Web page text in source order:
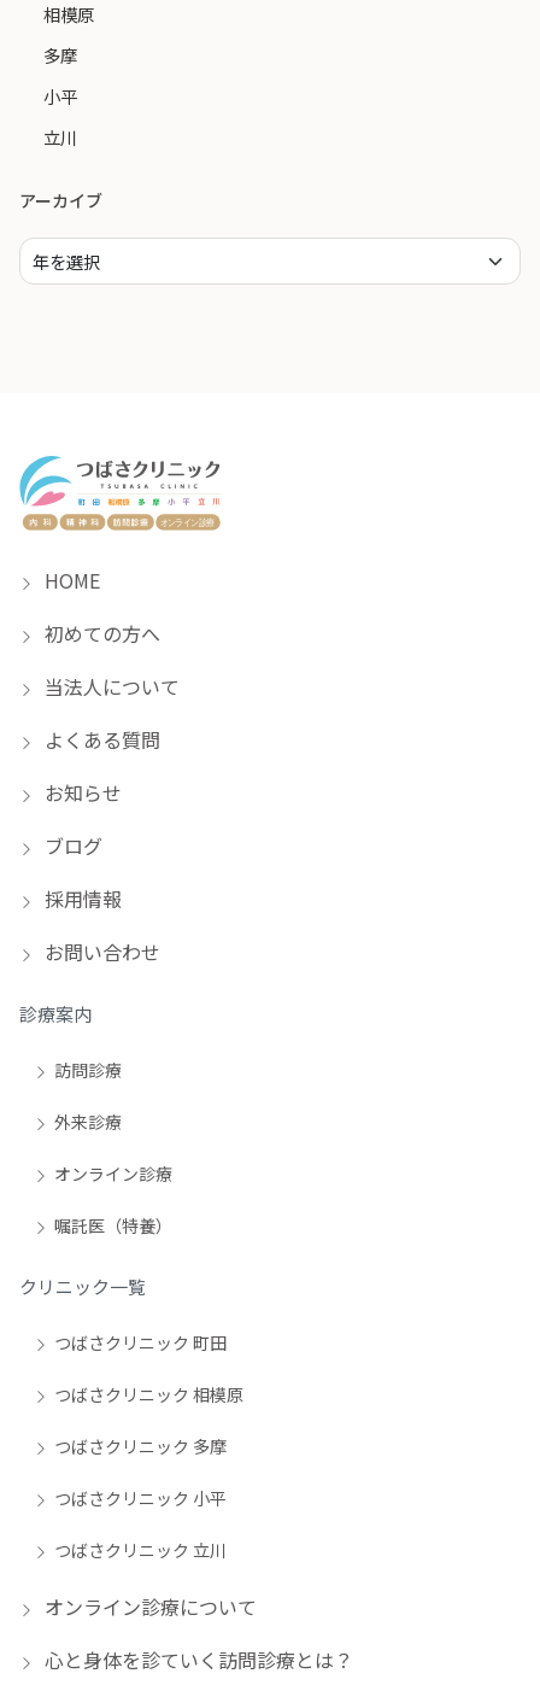
相模原
多摩
小平
立川
アーカイブ
HOME
初めての方へ
当法人について
よくある質問
お知らせ
ブログ
採用情報
お問い合わせ
診療案内
訪問診療
外来診療
オンライン診療
嘱託医（特養）
クリニック一覧
つばさクリニック 町田
つばさクリニック 相模原
つばさクリニック 多摩
つばさクリニック 小平
つばさクリニック 立川
オンライン診療について
心と身体を診ていく訪問診療とは？